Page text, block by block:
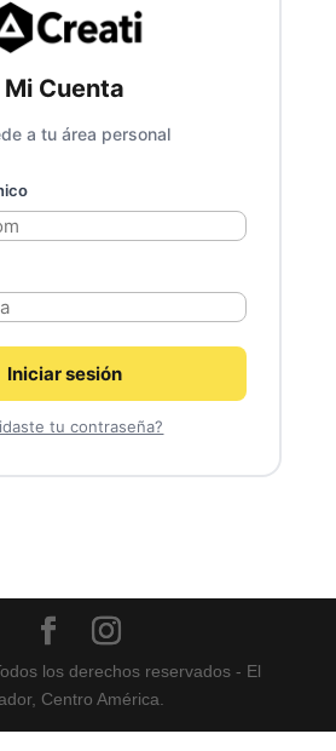
Mi Cuenta
a tu área personal
Iniciar sesión
tu contraseña?
los derechos reservados - El
Centro América.